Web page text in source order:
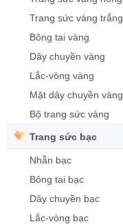
Trang sức vàng trắng
Bông tai vàng
Dây chuyền vàng
Lắc-vòng vàng
Mặt dây chuyền vàng
Bộ trang sức vàng
Trang sức bạc
Nhẫn bạc
Bông tai bạc
Dây chuyền bạc
Lắc-vòng bạc